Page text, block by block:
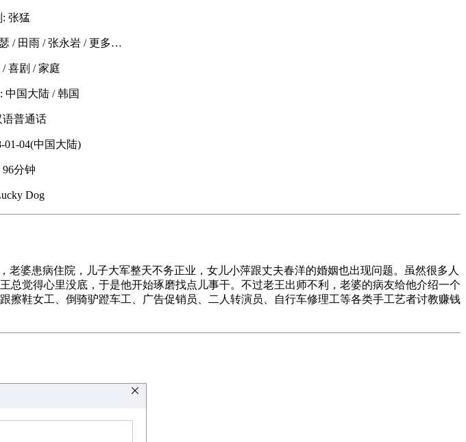
: 张猛
/ 田雨 / 张永岩 / 更多…
喜剧 / 家庭
中国大陆 / 韩国
语普通话
01-04(中国大陆)
96分钟
Dog
婆患病住院，儿子大军整天不务正业，女儿小萍跟丈夫春洋的婚姻也出现问题。虽然很多人
觉得心里没底，于是他开始琢磨找点儿事干。不过老王出师不利，老婆的病友给他介绍一个
鞋女工、倒骑驴蹬车工、广告促销员、二人转演员、自行车修理工等各类手工艺者讨教赚钱